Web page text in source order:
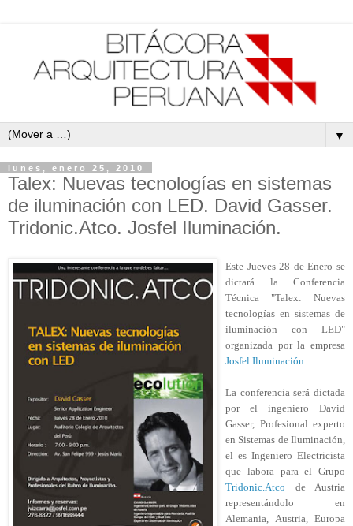
▼
lunes, enero 25, 2010
Talex: Nuevas tecnologías en sistemas
de iluminación con LED. David Gasser.
Tridonic.Atco. Josfel Iluminación.
Este Jueves 28 de Enero se
dictará la Conferencia
Técnica "Talex: Nuevas
tecnologías en sistemas de
iluminación con LED"
organizada por la empresa
Josfel Iluminación.
La conferencia será dictada
por el ingeniero David
Gasser, Profesional experto
en Sistemas de Iluminación,
el es Ingeniero Electricista
que labora para el Grupo
Tridonic.Atco de Austria
representándolo en
Alemania, Austria, Europa